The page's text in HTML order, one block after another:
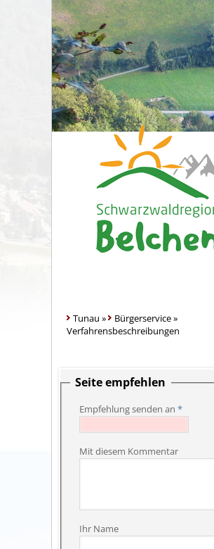
Tunau » Bürgerservice»
Verfahrensbeschreibungen
Seite empfehlen
Empfehlung senden an *
Mit diesem Kommentar
Ihr Name